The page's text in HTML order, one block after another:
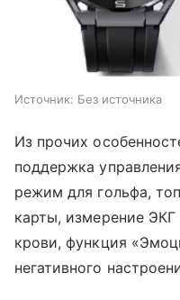
Источник: Без источника
Из прочих
поддержка
режим для гольфа,
карты, измерение
крови, функция
негативного